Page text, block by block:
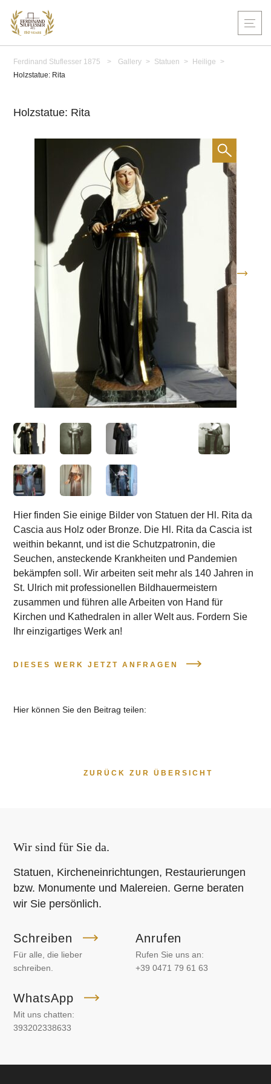
Ferdinand Stuflesser 1875 > Gallery > Statuen > Heilige
>
Holzstatue: Rita
Holzstatue: Rita
Hier finden Sie einige Bilder von Statuen der Hl. Rita da
Cascia aus Holz oder Bronze. Die Hl. Rita da Cascia ist
weithin bekannt, und ist die Schutzpatronin, die
Seuchen, ansteckende Krankheiten und Pandemien
bekämpfen soll. Wir arbeiten seit mehr als 140 Jahren in
St. Ulrich mit professionellen Bildhauermeistern
zusammen und führen alle Arbeiten von Hand für
Kirchen und Kathedralen in aller Welt aus. Fordern Sie
Ihr einzigartiges Werk an!
DIESES WERK JETZT ANFRAGEN
Hier können Sie den Beitrag teilen:
ZURÜCK ZUR ÜBERSICHT
Wir sind für Sie da.
Statuen, Kircheneinrichtungen, Restaurierungen
bzw. Monumente und Malereien. Gerne beraten
wir Sie persönlich.
Schreiben
Für alle, die lieber
schreiben.
Anrufen
Rufen Sie uns an:
+39 0471 79 61 63
WhatsApp
Mit uns chatten:
393202338633